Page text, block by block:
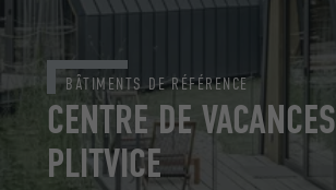
CENTRE DE VACANCES
PLITVICE
BÂTIMENTS DE RÉFÉRENCE